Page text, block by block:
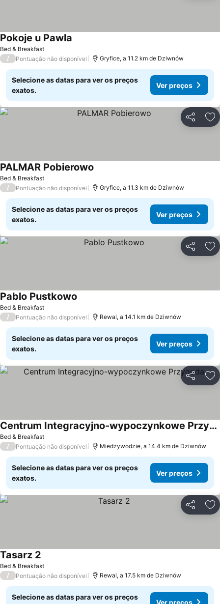
Bed & Breakfast
Pokoje u Pawla
/ Pontuação não disponível Gryfice, a 11.2 km de Dziwnów
Selecione as datas para ver os preços
exatos.
Ver preços
Partilhar
Bed & Breakfast
PALMAR Pobierowo
/ Pontuação não disponível Gryfice, a 11.3 km de Dziwnów
Selecione as datas para ver os preços
exatos.
Ver preços
Partilhar
Bed & Breakfast
Pablo Pustkowo
/ Pontuação não disponível Rewal, a 14.1 km de Dziwnów
Selecione as datas para ver os preços
exatos.
Ver preços
Partilhar
Bed & Breakfast
Centrum Integracyjno-wypoczynkowe Przygoda
/ Pontuação não disponível Miedzywodzie, a 14.4 km de Dziwnów
Selecione as datas para ver os preços
exatos.
Ver preços
Partilhar
Bed & Breakfast
Tasarz 2
/ Pontuação não disponível Rewal, a 17.5 km de Dziwnów
Selecione as datas para ver os preços
Ver preços